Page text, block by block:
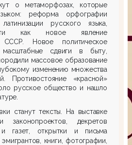
о метаморфозах, которые
реформа орфографии
русского языка,
как новое явление
СССР. Новое политическое
сдвиги в быту,
массовое образование
изменению множества
Противостояние «красной»
русское общество и нашло
станут тексты. На выставке
законопроектов, декретов
газет, открытки и письма
книги, фотографии,